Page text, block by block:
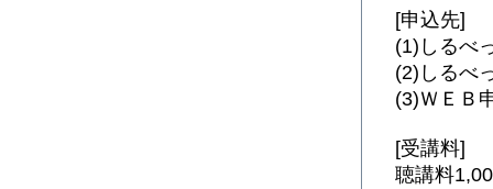
[申込先]
(1)しるべ
(2)しるべ
(3)ＷＥＢ
[受講料]
聴講料